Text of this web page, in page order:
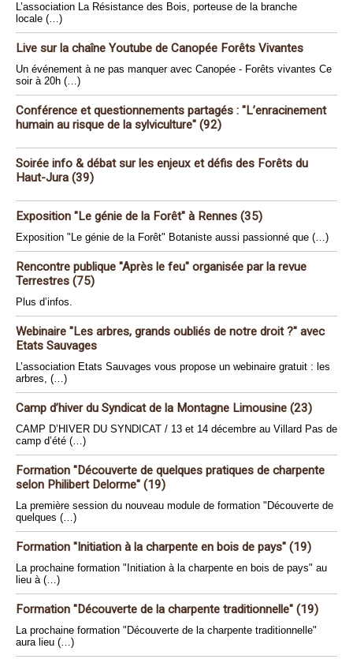
L’association La Résistance des Bois, porteuse de la branche
locale (…)
Live sur la chaîne Youtube de Canopée Forêts Vivantes
Un événement à ne pas manquer avec Canopée - Forêts vivantes Ce
soir à 20h (…)
Conférence et questionnements partagés : "L’enracinement
humain au risque de la sylviculture" (92)
Soirée info & débat sur les enjeux et défis des Forêts du
Haut-Jura (39)
Exposition "Le génie de la Forêt" à Rennes (35)
Exposition "Le génie de la Forêt" Botaniste aussi passionné que (…)
Rencontre publique "Après le feu" organisée par la revue
Terrestres (75)
Plus d’infos.
Webinaire "Les arbres, grands oubliés de notre droit ?" avec
Etats Sauvages
L’association Etats Sauvages vous propose un webinaire gratuit : les
arbres, (…)
Camp d’hiver du Syndicat de la Montagne Limousine (23)
CAMP D’HIVER DU SYNDICAT / 13 et 14 décembre au Villard Pas de
camp d’été (…)
Formation "Découverte de quelques pratiques de charpente
selon Philibert Delorme" (19)
La première session du nouveau module de formation "Découverte de
quelques (…)
Formation "Initiation à la charpente en bois de pays" (19)
La prochaine formation "Initiation à la charpente en bois de pays" au
lieu à (…)
Formation "Découverte de la charpente traditionnelle" (19)
La prochaine formation "Découverte de la charpente traditionnelle"
aura lieu (…)